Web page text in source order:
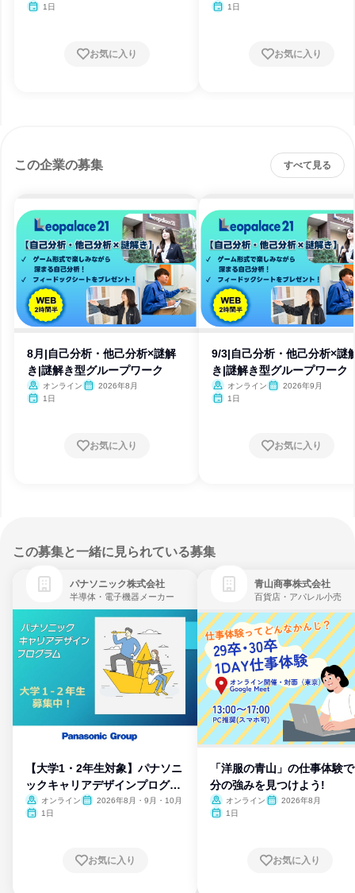
1日
お気に入り
1日
お気に入り
この企業の募集 すべて見る
8月|自己分析・他己分析×謎解
き|謎解き型グループワーク
オンライン
2026年8月
1日
お気に入り
9/3|自己分析・他己分析×謎
き|謎解き型グループワーク
オンライン
2026年9月
1日
お気に入り
この募集と一緒に見られている募集
パナソニック株式会社
半導体・電子機器メーカー
【大学1・2年生対象】パナソニ
ックキャリアデザインプログラ
ム
オンライン
2026年8月・9月・10月
1日
お気に入り
青山商事株式会社
百貨店・アパレル小売
「洋服の青山」の仕事体験
分の強みを見つけよう!
オンライン
2026年8月
1日
お気に入り